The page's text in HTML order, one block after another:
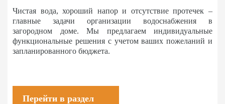
Чистая вода, хороший напор и отсутствие протечек –
главные задачи организации водоснабжения в
загородном доме. Мы предлагаем индивидуальные
функциональные решения с учетом ваших пожеланий и
запланированного бюджета.
Перейти в раздел